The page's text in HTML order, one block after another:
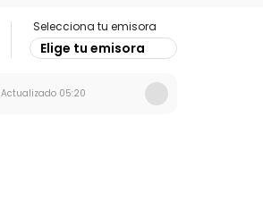
Selecciona tu emisora
Elige tu emisora
Actualizado 05:20